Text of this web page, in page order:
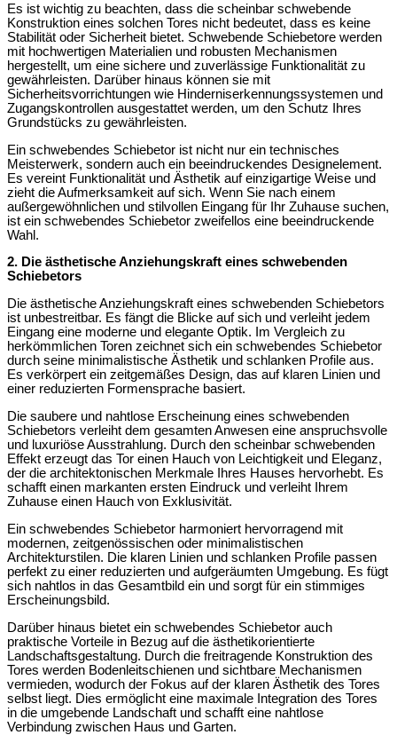
Es ist wichtig zu beachten, dass die scheinbar schwebende
Konstruktion eines solchen Tores nicht bedeutet, dass es keine
Stabilität oder Sicherheit bietet. Schwebende Schiebetore werden
mit hochwertigen Materialien und robusten Mechanismen
hergestellt, um eine sichere und zuverlässige Funktionalität zu
gewährleisten. Darüber hinaus können sie mit
Sicherheitsvorrichtungen wie Hinderniserkennungssystemen und
Zugangskontrollen ausgestattet werden, um den Schutz Ihres
Grundstücks zu gewährleisten.
Ein schwebendes Schiebetor ist nicht nur ein technisches
Meisterwerk, sondern auch ein beeindruckendes Designelement.
Es vereint Funktionalität und Ästhetik auf einzigartige Weise und
zieht die Aufmerksamkeit auf sich. Wenn Sie nach einem
außergewöhnlichen und stilvollen Eingang für Ihr Zuhause suchen,
ist ein schwebendes Schiebetor zweifellos eine beeindruckende
Wahl.
2. Die ästhetische Anziehungskraft eines schwebenden
Schiebetors
Die ästhetische Anziehungskraft eines schwebenden Schiebetors
ist unbestreitbar. Es fängt die Blicke auf sich und verleiht jedem
Eingang eine moderne und elegante Optik. Im Vergleich zu
herkömmlichen Toren zeichnet sich ein schwebendes Schiebetor
durch seine minimalistische Ästhetik und schlanken Profile aus.
Es verkörpert ein zeitgemäßes Design, das auf klaren Linien und
einer reduzierten Formensprache basiert.
Die saubere und nahtlose Erscheinung eines schwebenden
Schiebetors verleiht dem gesamten Anwesen eine anspruchsvolle
und luxuriöse Ausstrahlung. Durch den scheinbar schwebenden
Effekt erzeugt das Tor einen Hauch von Leichtigkeit und Eleganz,
der die architektonischen Merkmale Ihres Hauses hervorhebt. Es
schafft einen markanten ersten Eindruck und verleiht Ihrem
Zuhause einen Hauch von Exklusivität.
Ein schwebendes Schiebetor harmoniert hervorragend mit
modernen, zeitgenössischen oder minimalistischen
Architekturstilen. Die klaren Linien und schlanken Profile passen
perfekt zu einer reduzierten und aufgeräumten Umgebung. Es fügt
sich nahtlos in das Gesamtbild ein und sorgt für ein stimmiges
Erscheinungsbild.
Darüber hinaus bietet ein schwebendes Schiebetor auch
praktische Vorteile in Bezug auf die ästhetikorientierte
Landschaftsgestaltung. Durch die freitragende Konstruktion des
Tores werden Bodenleitschienen und sichtbare Mechanismen
vermieden, wodurch der Fokus auf der klaren Ästhetik des Tores
selbst liegt. Dies ermöglicht eine maximale Integration des Tores
in die umgebende Landschaft und schafft eine nahtlose
Verbindung zwischen Haus und Garten.